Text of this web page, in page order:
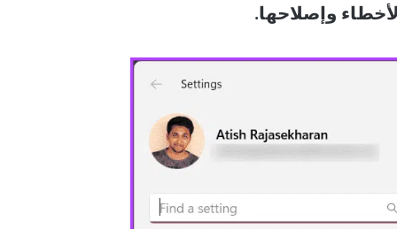
وإصلاحها.